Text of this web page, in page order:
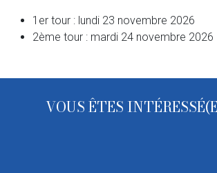
1er tour : lundi 23 novembre 2026
2ème tour : mardi 24 novembre 2026
VOUS ÊTES